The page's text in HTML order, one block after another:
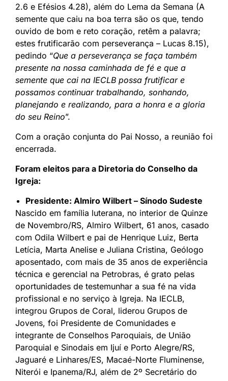
2.6 e Efésios 4.28), além do Lema da Semana (A
semente que caiu na boa terra são os que, tendo
ouvido de bom e reto coração, retêm a palavra;
estes frutificarão com perseverança – Lucas 8.15),
pedindo “Que a perseverança se faça também
presente na nossa caminhada de fé e que a
semente que cai na IECLB possa frutificar e
possamos continuar trabalhando, sonhando,
planejando e realizando, para a honra e a gloria
do seu Reino”.
Com a oração conjunta do Pai Nosso, a reunião foi
encerrada.
Foram eleitos para a Diretoria do Conselho da
Igreja:
Presidente: Almiro Wilbert – Sínodo Sudeste
Nascido em família luterana, no interior de Quinze
de Novembro/RS, Almiro Wilbert, 61 anos, casado
com Odila Wilbert e pai de Henrique Luiz, Berta
Letícia, Marta Anelise e Juliana Cristina, Geólogo
aposentado, com mais de 35 anos de experiência
técnica e gerencial na Petrobras, é grato pelas
oportunidades de testemunhar a sua fé na vida
profissional e no serviço à Igreja. Na IECLB,
integrou Grupos de Coral, liderou Grupos de
Jovens, foi Presidente de Comunidades e
integrante de Conselhos Paroquiais, de União
Paroquial e Sinodais em Ijuí e Porto Alegre/RS,
Jaguaré e Linhares/ES, Macaé-Norte Fluminense,
Niterói e Ipanema/RJ, além de 2º Secretário do